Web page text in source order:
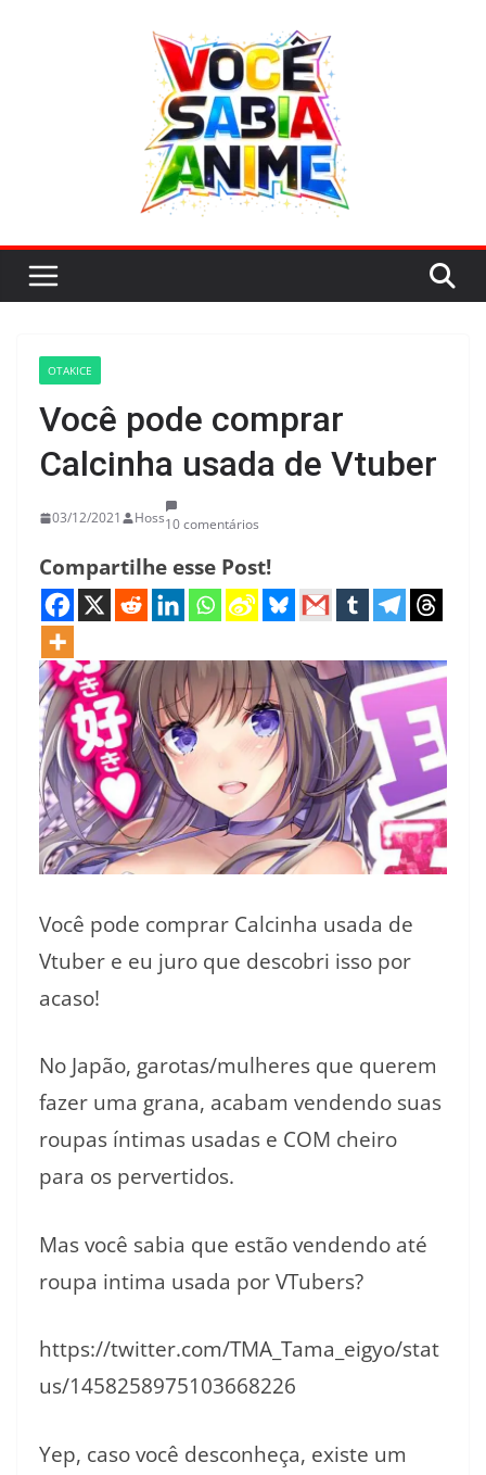
OTAKICE
Você pode comprar
Calcinha usada de Vtuber
03/12/2021 Hoss10 comentários
Compartilhe esse Post!
Você pode comprar Calcinha usada de
Vtuber e eu juro que descobri isso por
acaso!
No Japão, garotas/mulheres que querem
fazer uma grana, acabam vendendo suas
roupas íntimas usadas e COM cheiro
para os pervertidos.
Mas você sabia que estão vendendo até
roupa intima usada por VTubers?
https://twitter.com/TMA_Tama_eigyo/stat
us/1458258975103668226
Yep, caso você desconheça, existe um